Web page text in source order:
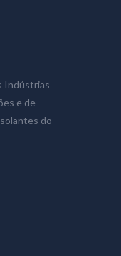
Indústrias
e de
do